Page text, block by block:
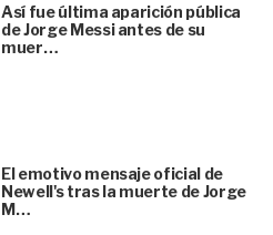
Así fue última aparición pública
de Jorge Messi antes de su
muer…
El emotivo mensaje oficial de
Newell's tras la muerte de Jorge
M…